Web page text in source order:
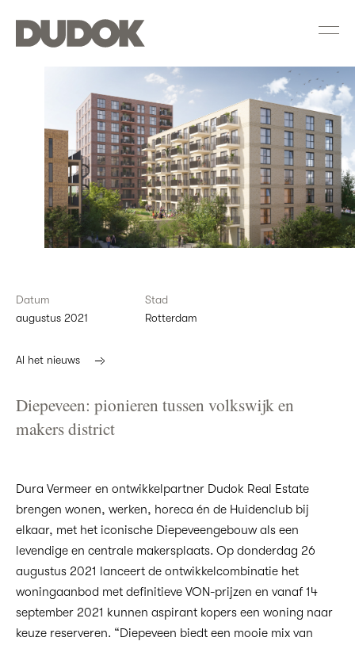
nieuws
Diepeveen:
pionieren
tussen
volkswijk
makers
district
Datum
augustus 2021
Stad
Rotterdam
Al het nieuws
Diepeveen: pionieren tussen volkswijk en
makers district
Dura Vermeer en ontwikkelpartner Dudok Real Estate
brengen wonen, werken, horeca én de Huidenclub bij
elkaar, met het iconische Diepeveengebouw als een
levendige en centrale makersplaats. Op donderdag 26
augustus 2021 lanceert de ontwikkelcombinatie het
woningaanbod met definitieve VON-prijzen en vanaf 14
september 2021 kunnen aspirant kopers een woning naar
keuze reserveren. “Diepeveen biedt een mooie mix van